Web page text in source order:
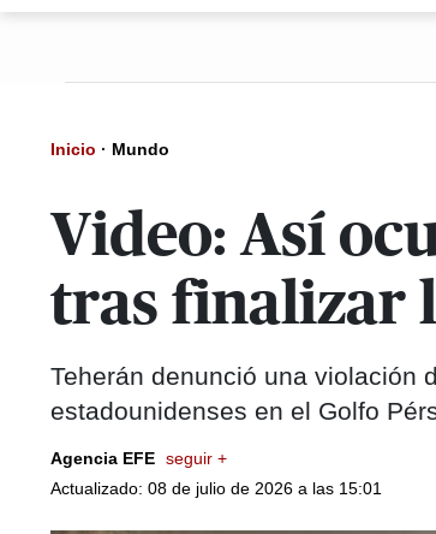
Inicio · Mundo
Video: Así
tras finalizar
Teherán denunció una violación
estadounidenses en el Golfo
Agencia EFE seguir +
Actualizado: 08 de julio de 2026 a las 15:01